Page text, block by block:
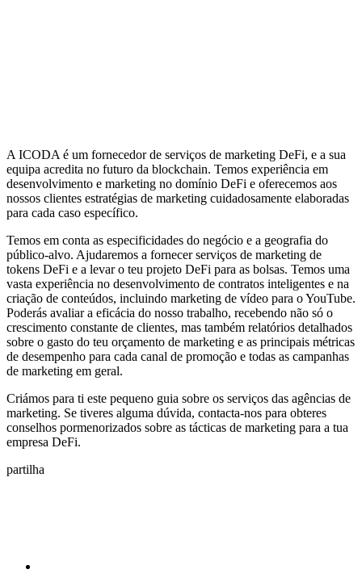
A ICODA é um fornecedor de serviços de marketing DeFi, e a sua
equipa acredita no futuro da blockchain. Temos experiência em
desenvolvimento e marketing no domínio DeFi e oferecemos aos
nossos clientes estratégias de marketing cuidadosamente elaboradas
para cada caso específico.
Temos em conta as especificidades do negócio e a geografia do
público-alvo. Ajudaremos a fornecer serviços de marketing de
tokens DeFi e a levar o teu projeto DeFi para as bolsas. Temos uma
vasta experiência no desenvolvimento de contratos inteligentes e na
criação de conteúdos, incluindo marketing de vídeo para o YouTube.
Poderás avaliar a eficácia do nosso trabalho, recebendo não só o
crescimento constante de clientes, mas também relatórios detalhados
sobre o gasto do teu orçamento de marketing e as principais métricas
de desempenho para cada canal de promoção e todas as campanhas
de marketing em geral.
Criámos para ti este pequeno guia sobre os serviços das agências de
marketing. Se tiveres alguma dúvida, contacta-nos para obteres
conselhos pormenorizados sobre as tácticas de marketing para a tua
empresa DeFi.
partilha